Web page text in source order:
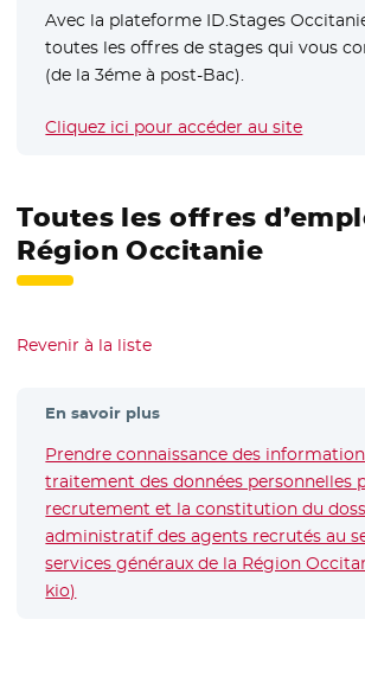
Avec la plateforme ID.Stages
toutes les offres de stages qui vous
(de la 3éme à post-Bac).
Cliquez ici pour accéder au site
Toutes les offres
Région Occitanie
Revenir à la liste
En savoir plus
Prendre connaissance des
traitement des données personnelles
recrutement et la constitution du
administratif des agents recrutés au
services généraux de la Région
kio)